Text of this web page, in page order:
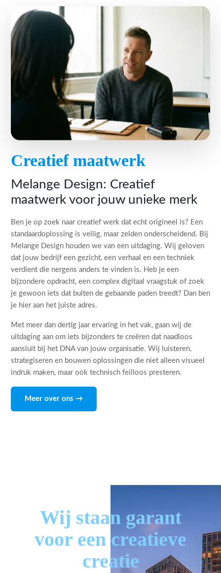
Creatief maatwerk
Melange Design: Creatief
maatwerk voor jouw unieke merk
Ben je op zoek naar creatief werk dat echt origineel is? Een
standaardoplossing is veilig, maar zelden onderscheidend. Bij
Melange Design houden we van een uitdaging. Wij geloven
dat jouw bedrijf een gezicht, een verhaal en een techniek
verdient die nergens anders te vinden is. Heb je een
bijzondere opdracht, een complex digitaal vraagstuk of zoek
je gewoon iets dat buiten de gebaande paden treedt? Dan ben
je hier aan het juiste adres.
Met meer dan dertig jaar ervaring in het vak, gaan wij de
uitdaging aan om iets bijzonders te creëren dat naadloos
aansluit bij het DNA van jouw organisatie. Wij luisteren,
strategiseren en bouwen oplossingen die niet alleen visueel
indruk maken, maar ook technisch feilloos presteren.
Meer over ons →
Wij staan garant
voor een creatieve
creatie